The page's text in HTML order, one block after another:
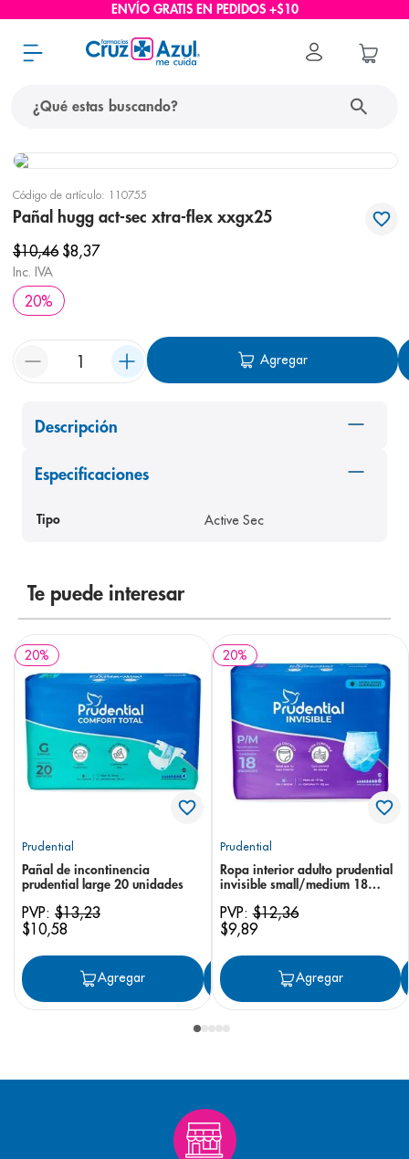
ENVÍO GRATIS EN PEDIDOS +$10
Código de artículo: 110755
Pañal hugg act-sec xtra-flex xxgx25
$10,46 $8,37
Inc. IVA
20%
Agregar
Descripción
Especificaciones
Tipo Active Sec
Te puede interesar
20%
Prudential
Pañal de incontinencia
prudential large 20 unidades
PVP: $13,23
$10,58
Agregar Agregar
20%
Prudential
Ropa interior adulto prudential
invisible small/medium 18
PVP:$12,36
$9,89
Agregar
términos más buscados
. protector solar
3.
4. cerave
shampoo
8. panolini